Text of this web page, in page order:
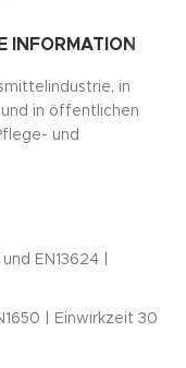
INFORMATION
in
in öffentlichen
und
EN13624 |
| Einwirkzeit 30